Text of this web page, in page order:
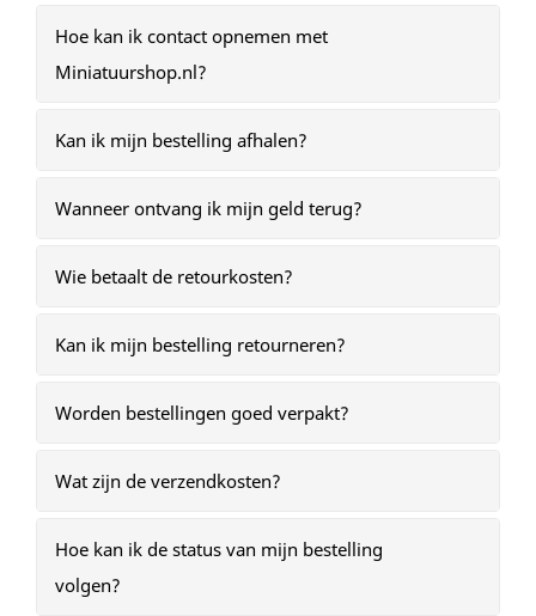
Hoe kan ik contact opnemen met
Miniatuurshop.nl?
Kan ik mijn bestelling afhalen?
Wanneer ontvang ik mijn geld terug?
Wie betaalt de retourkosten?
Kan ik mijn bestelling retourneren?
Worden bestellingen goed verpakt?
Wat zijn de verzendkosten?
Hoe kan ik de status van mijn bestelling
volgen?